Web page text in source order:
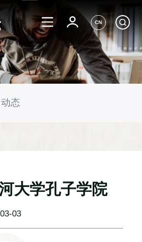
CN
动态
大学孔子学院
03